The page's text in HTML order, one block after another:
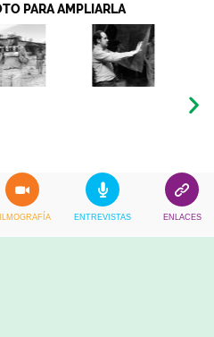
PARA AMPLIARLA
ENTREVISTAS ENLACES